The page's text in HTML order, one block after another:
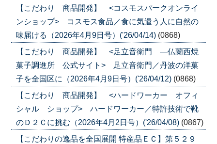
【こだわり 商品開発】 <コスモスパークオンライ
ンショップ> コスモス食品／食に気遣う人に自然の
味届ける（2026年4月9日号）('26/04/14) (0868)
【こだわり 商品開発】 <足立音衛門 ―仏蘭西焼
菓子調進所 公式サイト> 足立音衛門／丹波の洋菓
子を全国区に（2026年4月9日号）('26/04/12) (0868)
【こだわり 商品開発】 <ハードワーカー オフィ
シャル ショップ> ハードワーカー／特許技術で靴
のＤ２Ｃに挑む（2026年4月2日号）('26/04/08) (0867)
【こだわりの逸品を全国展開 特産品ＥＣ】第５２９